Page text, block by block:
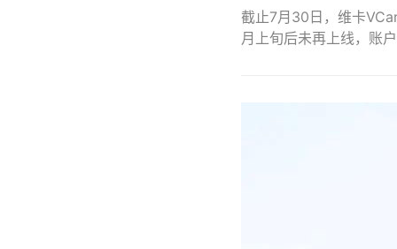
截止7月30日，维卡
月上旬后未再上线，账